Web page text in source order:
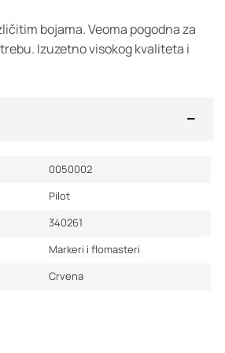
bojama. Veoma pogodna za
Izuzetno visokog kvaliteta i
0050002
Pilot
340261
Markeri i flomasteri
Crvena